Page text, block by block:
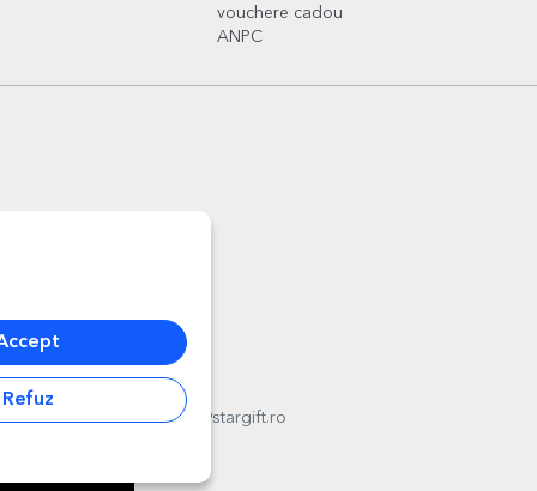
vouchere cadou
ANPC
012178,email:contact@stargift.ro
Refuz